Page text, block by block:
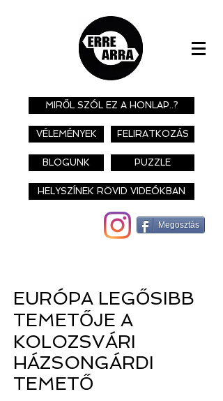
MIRŐL SZÓL EZ A HONLAP..?
VÉLEMÉNYEK FELIRATKOZÁS
BLOGUNK PUZZLE
HELYSZÍNEK RÖVID VIDEÓKBAN
Megosztás
EURÓPA LEGŐSIBB
TEMETŐJE A
KOLOZSVÁRI
HÁZSONGÁRDI
TEMETŐ